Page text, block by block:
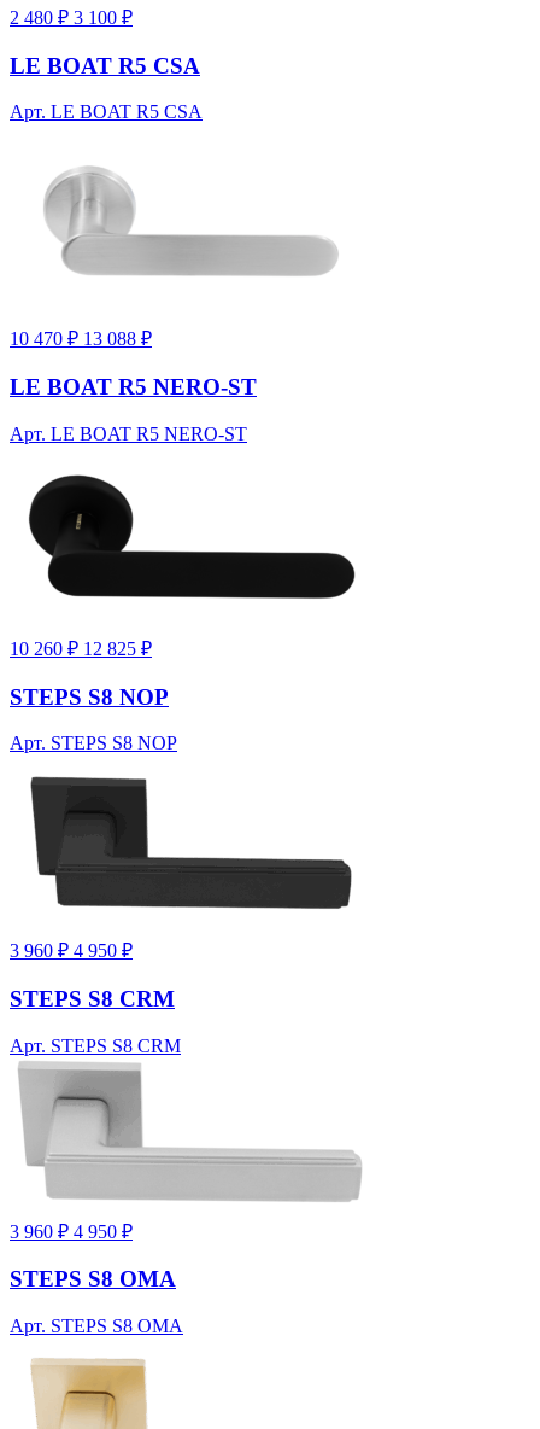
2 480 ₽ 3 100 ₽
LE BOAT R5 CSA
Арт. LE BOAT R5 CSA
10 470 ₽ 13 088 ₽
LE BOAT R5 NERO-ST
Арт. LE BOAT R5 NERO-ST
10 260 ₽ 12 825 ₽
STEPS S8 NOP
Арт. STEPS S8 NOP
3 960 ₽ 4 950 ₽
STEPS S8 CRM
Арт. STEPS S8 CRM
3 960 ₽ 4 950 ₽
STEPS S8 OMA
Арт. STEPS S8 OMA